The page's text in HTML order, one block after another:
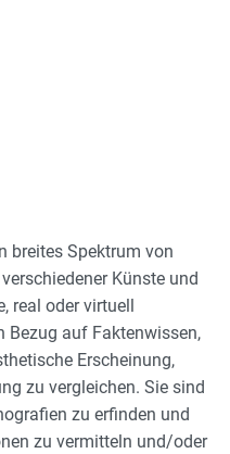
breites Spektrum von
Künste und
real oder virtuell
Bezug auf Faktenwissen,
Erscheinung,
zu vergleichen. Sie sind
zu erfinden und
zu vermitteln und/oder